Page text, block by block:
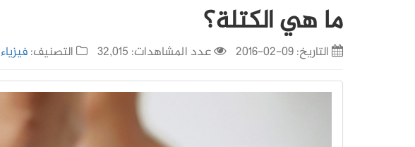
ما هي الكتلة؟
التاريخ:09-02-2016 عدد المشاهدات: 32,015 التصنيف:فيزياء